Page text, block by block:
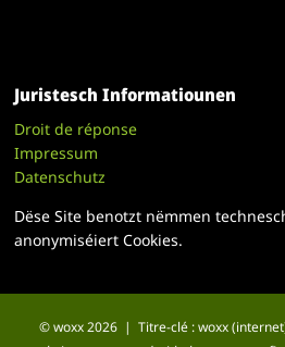
Juristesch Informatiounen
Droit de réponse
Impressum
Datenschutz
Dëse Site benotzt nëmmen
anonymiséiert Cookies.
© woxx 2026 | Titre-clé : woxx